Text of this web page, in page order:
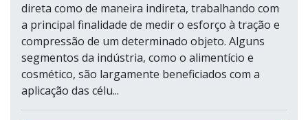
direta como de maneira indireta, trabalhando com
a principal finalidade de medir o esforço à tração e
compressão de um determinado objeto. Alguns
segmentos da indústria, como o alimentício e
cosmético, são largamente beneficiados com a
aplicação das célu...